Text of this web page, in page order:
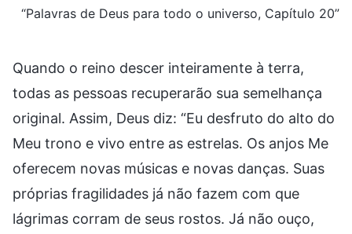
“Palavras de Deus para todo o universo, Capítulo 20”
Quando o reino descer inteiramente à terra,
todas as pessoas recuperarão sua semelhança
original. Assim, Deus diz: “Eu desfruto do alto do
Meu trono e vivo entre as estrelas. Os anjos Me
oferecem novas músicas e novas danças. Suas
próprias fragilidades já não fazem com que
lágrimas corram de seus rostos. Já não ouço,